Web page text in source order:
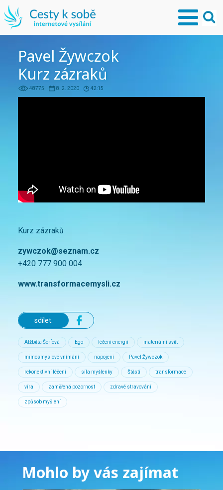
Pavel Žywczok
Kurz zázraků
48775 8. 2. 2020 42:15
Kurz zázraků
zywczok@seznam.cz
+420 777 900 004
www.transformacemysli.cz
sdílet:
Alžběta Šorfová Ego léčení energií materiální svět
mimosmyslové vnímání napojení Pavel Žywczok
rekonektivní léčení síla myšlenky Štěstí transformace
víra zaměřená pozornost zdravé stravování
způsob myšlení
Mohlo by vás zajímat